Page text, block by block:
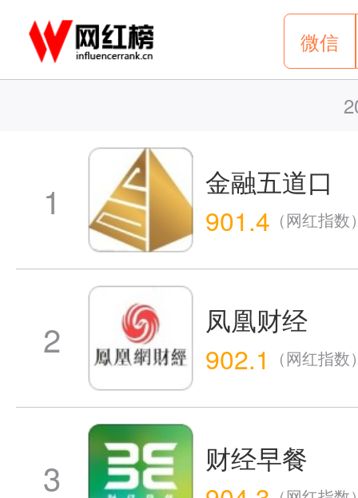
微信
1
金融五道口
901.4 （网红指数
2
凤凰财经
902.1
（网红指数
3
财经早餐